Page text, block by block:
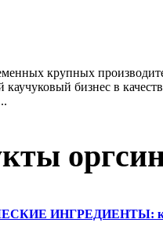
крупных
бизнес в
ИНГРЕДИЕНТЫ: